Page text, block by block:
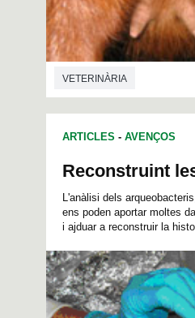
VETERINÀRIA
ARTICLES - AVENÇOS
Reconstruint
L'anàlisi dels
ens poden aportar moltes
i ajduar a reconstruir la